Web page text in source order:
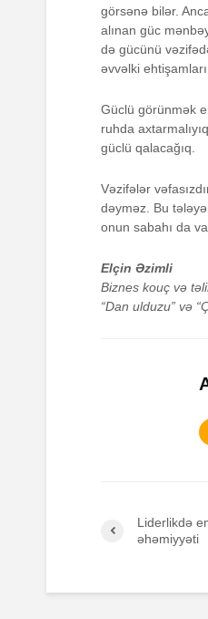
görsənə bilər.
alınan güc
də gücünü
əvvəlki
Güclü görünmək
ruhda
güclü qalacağıq.
Vəzifələr
dəyməz. Bu
onun sabahı da
Elçin Əzimli
Biznes kouç və
“Dan ulduzu” və
Liderlikdə
əhəmiyyəti